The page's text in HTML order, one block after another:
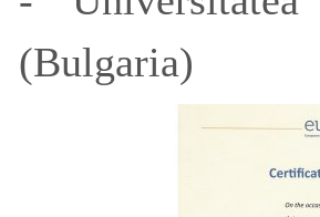
(Bulgaria)